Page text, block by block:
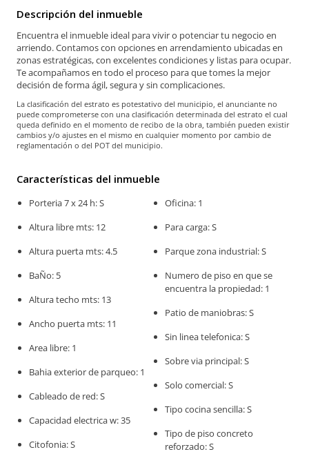
Descripción del inmueble
Encuentra el inmueble ideal para vivir o potenciar tu negocio en
arriendo. Contamos con opciones en arrendamiento ubicadas en
zonas estratégicas, con excelentes condiciones y listas para ocupar.
Te acompañamos en todo el proceso para que tomes la mejor
decisión de forma ágil, segura y sin complicaciones.
La clasificación del estrato es potestativo del municipio, el anunciante no
puede comprometerse con una clasificación determinada del estrato el cual
queda definido en el momento de recibo de la obra, también pueden existir
cambios y/o ajustes en el mismo en cualquier momento por cambio de
reglamentación o del POT del municipio.
Características del inmueble
Porteria 7 x 24 h: S
Altura libre mts: 12
Altura puerta mts: 4.5
BaÑo: 5
Altura techo mts: 13
Ancho puerta mts: 11
Area libre: 1
Bahia exterior de parqueo: 1
Cableado de red: S
Capacidad electrica w: 35
Citofonia: S
Oficina: 1
Para carga: S
Parque zona industrial: S
Numero de piso en que se
encuentra la propiedad: 1
Patio de maniobras: S
Sin linea telefonica: S
Sobre via principal: S
Solo comercial: S
Tipo cocina sencilla: S
Tipo de piso concreto
reforzado: S